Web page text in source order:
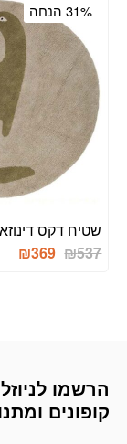
31% הנחה
שטיח דקס
₪537
המחיר
₪369
הרשמו
קופונים
דוא׳׳ל